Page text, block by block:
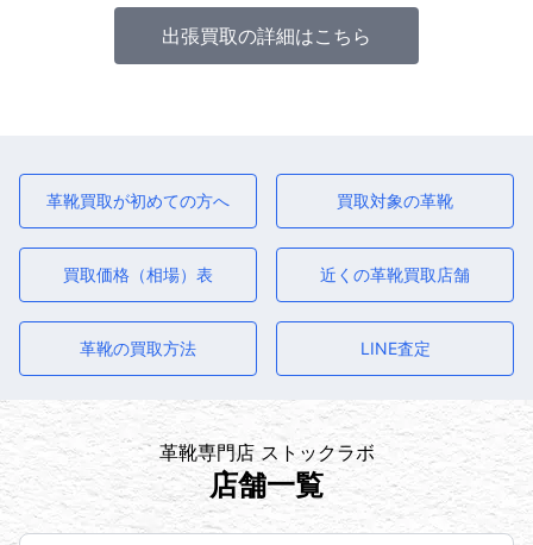
出張買取の詳細はこちら
革靴買取が初めての方へ 買取対象の革靴
買取価格（相場）表 近くの革靴買取店舗
革靴の買取方法 LINE査定
革靴専門店 ストックラボ
店舗一覧